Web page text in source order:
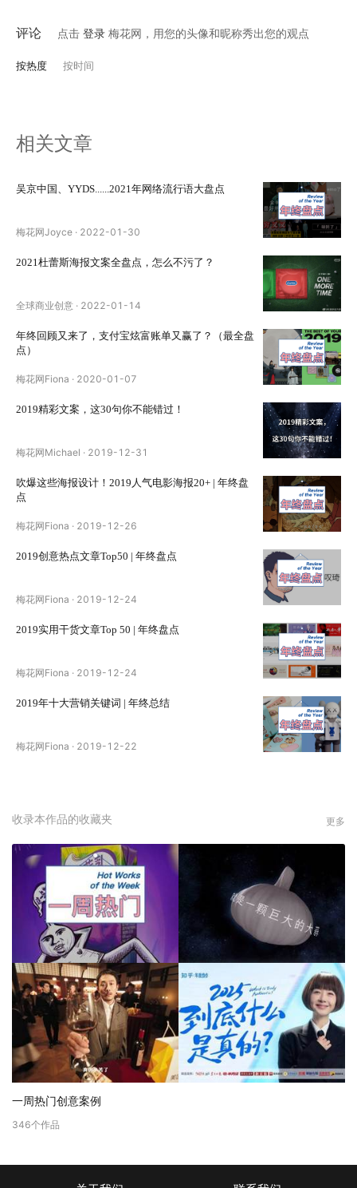
评论 点击 登录 梅花网，用您的头像和昵称秀出您的观点
按热度 按时间
相关文章
吴京中国、YYDS......2021年网络流行语大盘点
梅花网Joyce · 2022-01-30
2021杜蕾斯海报文案全盘点，怎么不污了？
全球商业创意 · 2022-01-14
年终回顾又来了，支付宝炫富账单又赢了？（最全盘
点）
梅花网Fiona · 2020-01-07
2019精彩文案，这30句你不能错过！
梅花网Michael · 2019-12-31
吹爆这些海报设计！2019人气电影海报20+ | 年终盘
点
梅花网Fiona · 2019-12-26
2019创意热点文章Top50 | 年终盘点
梅花网Fiona · 2019-12-24
2019实用干货文章Top 50 | 年终盘点
梅花网Fiona · 2019-12-24
2019年十大营销关键词 | 年终总结
梅花网Fiona · 2019-12-22
收录本作品的收藏夹 更多
一周热门创意案例
346个作品